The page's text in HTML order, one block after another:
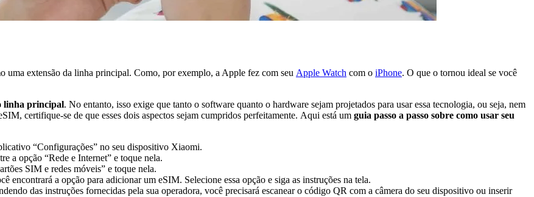
uma extensão da linha principal. Como, por exemplo, a Apple fez com seu Apple Watch com o iPhone. O que o tornou ideal se você
linha principal. No entanto, isso exige que tanto o software quanto o hardware sejam projetados para usar essa tecnologia, ou seja, nem
certifique-se de que esses dois aspectos sejam cumpridos perfeitamente. Aqui está um guia passo a passo sobre como usar seu
“Configurações” no seu dispositivo Xiaomi.
a opção “Rede e Internet” e toque nela.
SIM e redes móveis” e toque nela.
encontrará a opção para adicionar um eSIM. Selecione essa opção e siga as instruções na tela.
das instruções fornecidas pela sua operadora, você precisará escanear o código QR com a câmera do seu dispositivo ou inserir